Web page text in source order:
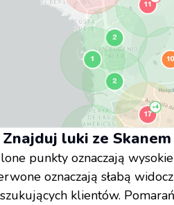
Znajduj luki ze
punkty oznaczają
oznaczają słabą
klientów.